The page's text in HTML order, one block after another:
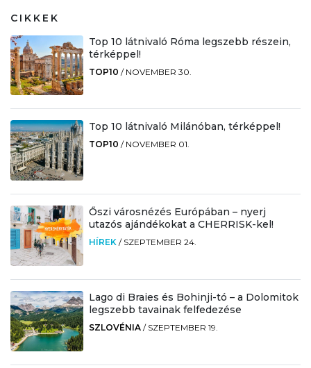
CIKKEK
Top 10 látnivaló Róma legszebb részein,
térképpel!
TOP10 / NOVEMBER 30.
Top 10 látnivaló Milánóban, térképpel!
TOP10 / NOVEMBER 01.
Őszi városnézés Európában – nyerj
utazós ajándékokat a CHERRISK-kel!
HÍREK / SZEPTEMBER 24.
Lago di Braies és Bohinji-tó – a Dolomitok
legszebb tavainak felfedezése
SZLOVÉNIA / SZEPTEMBER 19.